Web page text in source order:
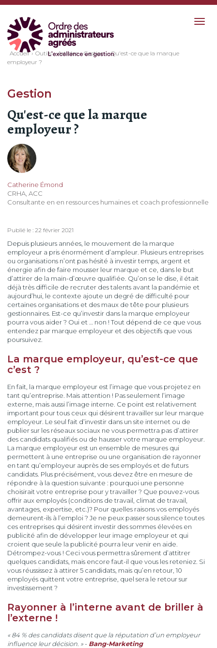
Accueil Outils Articles Gestion
Qu'est-ce que la marque
employeur ?
Gestion
Qu'est-ce que la marque
employeur ?
Catherine Émond
CRHA, ACC
Consultante en en ressources humaines et coach professionnelle
Publié le : 22 février 2021
Depuis plusieurs années, le mouvement de la marque
employeur a pris énormément d’ampleur. Plusieurs entreprises
ou organisations n’ont pas hésité à investir temps, argent et
énergie afin de faire mousser leur marque et ce, dans le but
d’attirer de la main-d’œuvre qualifiée. Qu’on se le dise, il était
déjà très difficile de recruter des talents avant la pandémie et
aujourd’hui, le contexte ajoute un degré de difficulté pour
certaines organisations et des maux de tête pour plusieurs
gestionnaires. Est-ce qu’investir dans la marque employeur
pourra vous aider ? Oui et … non ! Tout dépend de ce que vous
entendez par marque employeur et des objectifs que vous
poursuivez.
La marque employeur, qu’est-ce que
c’est ?
En fait, la marque employeur est l’image que vous projetez en
tant qu’entreprise. Mais attention ! Pas seulement l’image
externe, mais aussi l’image interne. Ce point est relativement
important pour tous ceux qui désirent travailler sur leur marque
employeur. Le seul fait d’investir dans un site internet ou de
publier sur les réseaux sociaux ne vous permettra pas d’attirer
des candidats qualifiés ou de hausser votre marque employeur.
La marque employeur est un ensemble de mesures qui
permettent à une entreprise ou une organisation de rayonner
en tant qu’employeur auprès de ses employés et de futurs
candidats. Plus précisément, vous devez être en mesure de
répondre à la question suivante : pourquoi une personne
choisirait votre entreprise pour y travailler ? Que pouvez-vous
offrir aux employés (conditions de travail, climat de travail,
avantages, expertise, etc.)? Pour quelles raisons vos employés
demeurent-ils à l’emploi ? Je ne peux passer sous silence toutes
ces entreprises qui désirent investir des sommes élevées en
publicité afin de développer leur image employeur et qui
croient que seule la publicité pourra leur venir en aide.
Détrompez-vous ! Ceci vous permettra sûrement d’attitrer
quelques candidats, mais encore faut-il que vous les reteniez. Si
vous réussissez à attirer 5 candidats, mais qu’en retour, 10
employés quittent votre entreprise, quel sera le retour sur
investissement ?
Rayonner à l’interne avant de briller à
l’externe !
« 84 % des candidats disent que la réputation d’un employeur
influence leur décision. »- Bang-Marketing